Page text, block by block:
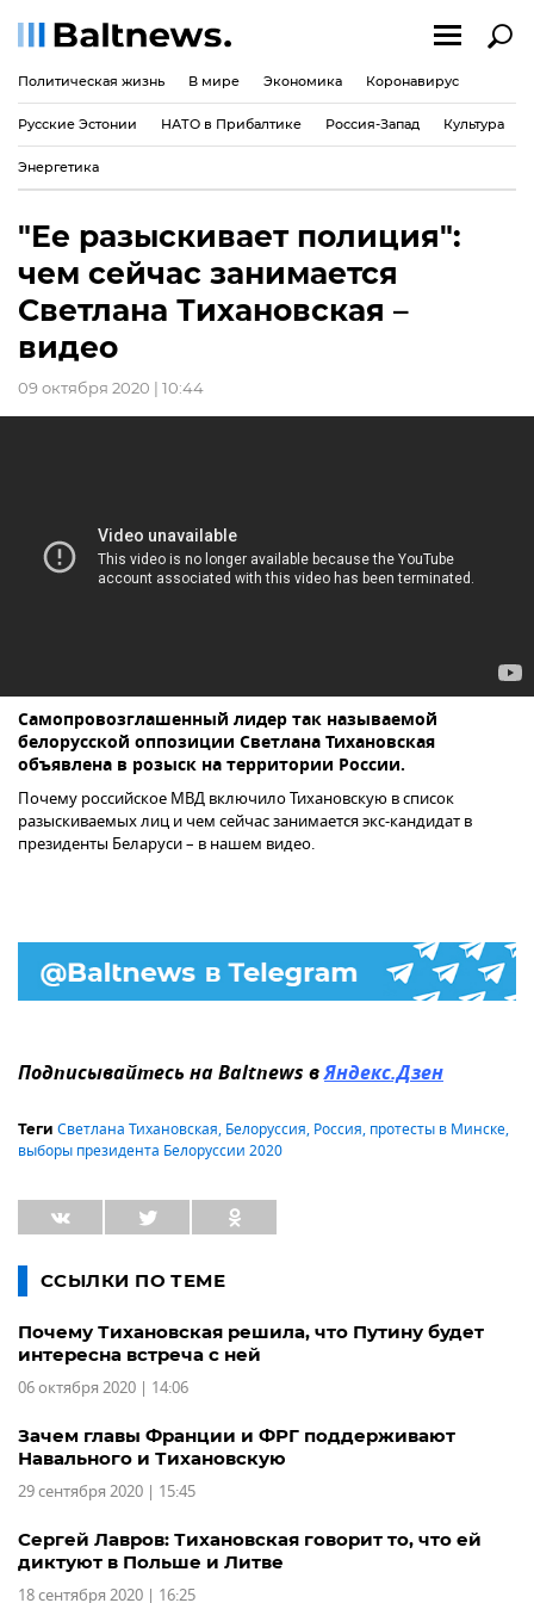
Политическая жизнь В мире Экономика Коронавирус
Русские Эстонии НАТО в Прибалтике Россия-Запад Культура
Энергетика
"Ее разыскивает полиция":
чем сейчас занимается
Светлана Тихановская –
видео
09 октября 2020 | 10:44
Самопровозглашенный лидер так называемой
белорусской оппозиции Светлана Тихановская
объявлена в розыск на территории России.
Почему российское МВД включило Тихановскую в список
разыскиваемых лиц и чем сейчас занимается экс-кандидат в
президенты Беларуси – в нашем видео.
Подписывайтесь на Baltnews вЯндекс.Дзен
Теги Светлана Тихановская, Белоруссия, Россия, протесты в Минске,
выборы президента Белоруссии 2020
ССЫЛКИ ПО ТЕМЕ
Почему Тихановская решила, что Путину будет
интересна встреча с ней
06 октября 2020 | 14:06
Зачем главы Франции и ФРГ поддерживают
Навального и Тихановскую
29 сентября 2020 | 15:45
Сергей Лавров: Тихановская говорит то, что ей
диктуют в Польше и Литве
18 сентября 2020 | 16:25